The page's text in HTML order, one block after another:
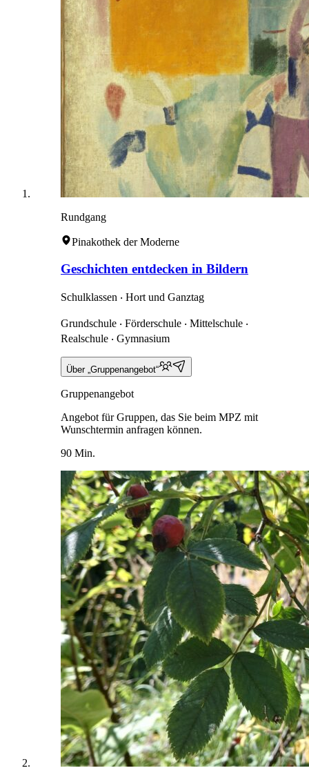
Rundgang
Pinakothek der Moderne
Geschichten entdecken in Bildern
Schulklassen ‧ Hort und Ganztag
Grundschule ‧ Förderschule ‧ Mittelschule ‧
Realschule ‧ Gymnasium
Über „Gruppenangebot“
Gruppenangebot
Angebot für Gruppen, das Sie beim MPZ mit
Wunschtermin anfragen können.
90 Min.